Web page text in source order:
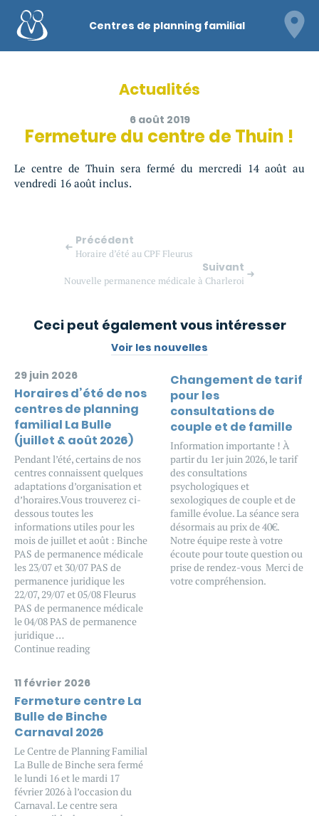
Centres de planning familial
Actualités
Fermeture du centre de Thuin !
6 août 2019
Le centre de Thuin sera fermé du mercredi 14 août au
vendredi 16 août inclus.
Précédent
Horaire d’été au CPF Fleurus
Suivant
Nouvelle permanence médicale à Charleroi
Ceci peut également vous intéresser
Voir les nouvelles
Horaires d’été de nos
centres de planning
familial La Bulle
(juillet & août 2026)
29 juin 2026
Pendant l’été, certains de nos
centres connaissent quelques
adaptations d’organisation et
d’horaires.Vous trouverez ci-
dessous toutes les
informations utiles pour les
mois de juillet et août : Binche
PAS de permanence médicale
les 23/07 et 30/07 PAS de
permanence juridique les
22/07, 29/07 et 05/08 Fleurus
PAS de permanence médicale
le 04/08 PAS de permanence
juridique …
Continue reading
Changement de tarif
pour les
consultations de
couple et de famille
Information importante ! À
partir du 1er juin 2026, le tarif
des consultations
psychologiques et
sexologiques de couple et de
famille évolue. La séance sera
désormais au prix de 40€.
Notre équipe reste à votre
écoute pour toute question ou
prise de rendez-vous Merci de
votre compréhension.
Fermeture centre La
Bulle de Binche
Carnaval 2026
11 février 2026
Le Centre de Planning Familial
La Bulle de Binche sera fermé
le lundi 16 et le mardi 17
février 2026 à l’occasion du
Carnaval. Le centre sera